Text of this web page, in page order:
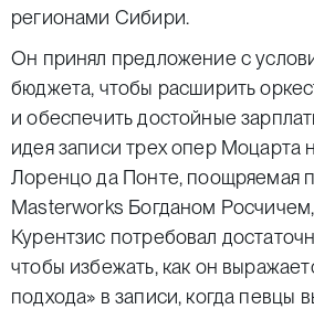
регионами Сибири.
Он принял предложение с
бюджета, чтобы расширить
и обеспечить достойные
идея записи трех опер Моцарта
Лоренцо да Понте, поощряемая
Masterworks Богданом
Курентзис потребовал
чтобы избежать, как он
подхода» в записи, когда певцы